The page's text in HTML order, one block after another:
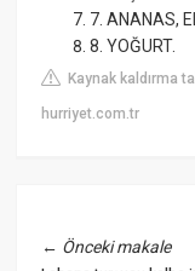
7. ANANAS,
8. YOĞURT.
Kaynak kaldırma
hurriyet.com.tr
← Önceki makale